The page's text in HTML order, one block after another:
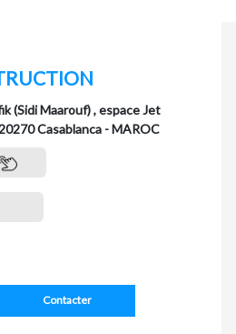
(Sidi Maarouf) , espace Jet
Casablanca - MAROC
Contacter